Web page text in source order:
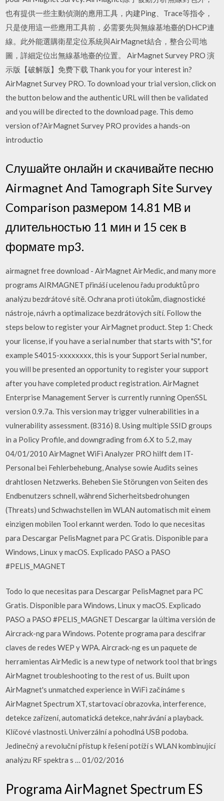
也有提供一些主動偵測的應用工具，內建Ping、Trace等指令，
只是使用這一些應用工具前，必需要先與無線基地臺的DHCP連
線。此外能選購衛星定位系統與AirMagnet結合，整合公司地
圖，詳細定位出無線基地臺的位置。 AirMagnet Survey PRO 演
示版【破解版】免费下载 Thank you for your interest in?
AirMagnet Survey PRO. To download your trial version, click on
the button below and the authentic URL will then be validated
and you will be directed to the download page. This demo
version of?AirMagnet Survey PRO provides a hands-on
introductio
Cлушайте онлайн и cкачивайте песню
Airmagnet And Tamograph Site Survey
Comparison размером 14.81 MB и
длительностью 11 мин и 15 сек в
формате mp3.
airmagnet free download - AirMagnet AirMedic, and many more
programs AIRMAGNET přináší ucelenou řadu produktů pro
analýzu bezdrátové sítě. Ochrana proti útokům, diagnostické
nástroje, návrh a optimalizace bezdrátových sítí. Follow the
steps below to register your AirMagnet product. Step 1: Check
your license, if you have a serial number that starts with "S", for
example S4015-xxxxxxxx, this is your Support Serial number,
you will be presented an opportunity to register your support
after you have completed product registration. AirMagnet
Enterprise Management Server is currently running OpenSSL
version 0.9.7a. This version may trigger vulnerabilities in a
vulnerability assessment. (8316) 8. Using multiple SSID groups
in a Policy Profile, and downgrading from 6.X to 5.2, may
04/01/2010 AirMagnet WiFi Analyzer PRO hilft dem IT-
Personal bei Fehlerbehebung, Analyse sowie Audits seines
drahtlosen Netzwerks. Beheben Sie Störungen von Seiten des
Endbenutzers schnell, während Sicherheitsbedrohungen
(Threats) und Schwachstellen im WLAN automatisch mit einem
einzigen mobilen Tool erkannt werden. Todo lo que necesitas
para Descargar PelisMagnet para PC Gratis. Disponible para
Windows, Linux y macOS. Explicado PASO a PASO
#PELIS_MAGNET
Todo lo que necesitas para Descargar PelisMagnet para PC
Gratis. Disponible para Windows, Linux y macOS. Explicado
PASO a PASO #PELIS_MAGNET Descargar la última versión de
Aircrack-ng para Windows. Potente programa para descifrar
claves de redes WEP y WPA. Aircrack-ng es un paquete de
herramientas AirMedic is a new type of network tool that brings
AirMagnet troubleshooting to the rest of us. Built upon
AirMagnet's unmatched experience in WiFi začínáme s
AirMagnet Spectrum XT, startovací obrazovka, interference,
detekce zařízení, automatická detekce, nahrávání a playback.
Klíčové vlastnosti. Univerzální a pohodlná USB podoba.
Jedinečný a revoluční přístup k řešení potíží s WLAN kombinující
analýzu RF spektra s … 01/02/2016
Programa AirMagnet Spectrum ES